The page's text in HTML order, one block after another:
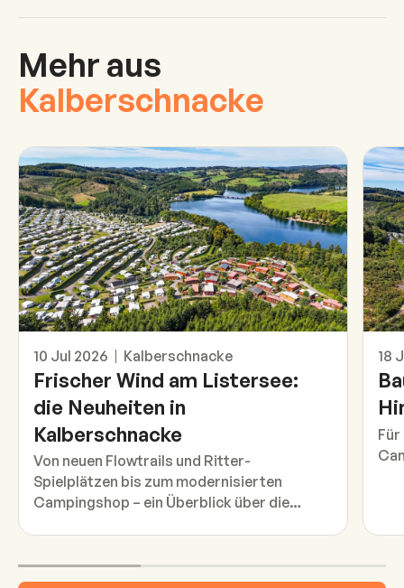
Mehr aus
Kalberschnacke
Das ist neu
10 Jul 2026 Kalberschnacke
Frischer Wind am Listersee:
die Neuheiten in
Kalberschnacke
Von neuen Flowtrails und Ritter-
Spielplätzen bis zum modernisierten
Campingshop – ein Überblick über die
18